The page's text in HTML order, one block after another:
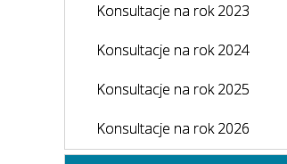
Konsultacje na rok 2023
Konsultacje na rok 2024
Konsultacje na rok 2025
Konsultacje na rok 2026